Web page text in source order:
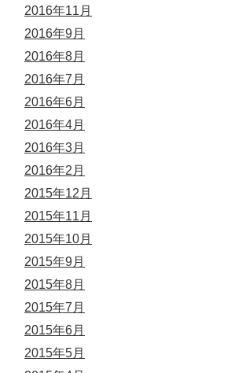
2016年11月
2016年9月
2016年8月
2016年7月
2016年6月
2016年4月
2016年3月
2016年2月
2015年12月
2015年11月
2015年10月
2015年9月
2015年8月
2015年7月
2015年6月
2015年5月